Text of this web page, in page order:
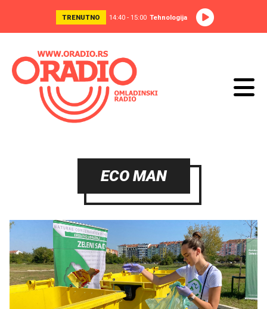
TRENUTNO 14:40 - 15:00 Tehnologija
ECO MAN